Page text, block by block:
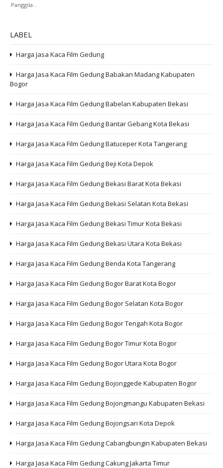
Panggila...
LABEL
Harga Jasa Kaca Film Gedung
Harga Jasa Kaca Film Gedung Babakan Madang Kabupaten
Bogor
Harga Jasa Kaca Film Gedung Babelan Kabupaten Bekasi
Harga Jasa Kaca Film Gedung Bantar Gebang Kota Bekasi
Harga Jasa Kaca Film Gedung Batuceper Kota Tangerang
Harga Jasa Kaca Film Gedung Beji Kota Depok
Harga Jasa Kaca Film Gedung Bekasi Barat Kota Bekasi
Harga Jasa Kaca Film Gedung Bekasi Selatan Kota Bekasi
Harga Jasa Kaca Film Gedung Bekasi Timur Kota Bekasi
Harga Jasa Kaca Film Gedung Bekasi Utara Kota Bekasi
Harga Jasa Kaca Film Gedung Benda Kota Tangerang
Harga Jasa Kaca Film Gedung Bogor Barat Kota Bogor
Harga Jasa Kaca Film Gedung Bogor Selatan Kota Bogor
Harga Jasa Kaca Film Gedung Bogor Tengah Kota Bogor
Harga Jasa Kaca Film Gedung Bogor Timur Kota Bogor
Harga Jasa Kaca Film Gedung Bogor Utara Kota Bogor
Harga Jasa Kaca Film Gedung Bojonggede Kabupaten Bogor
Harga Jasa Kaca Film Gedung Bojongmangu Kabupaten Bekasi
Harga Jasa Kaca Film Gedung Bojongsari Kota Depok
Harga Jasa Kaca Film Gedung Cabangbungin Kabupaten Bekasi
Harga Jasa Kaca Film Gedung Cakung Jakarta Timur